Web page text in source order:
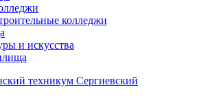
колледжи
и искусства
Сергиевский